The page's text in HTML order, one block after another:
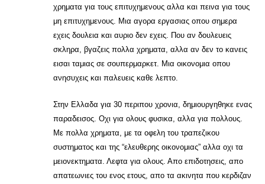
χρηματα για τους επιτυχημενους αλλα και πεινα για τους
μη επιτυχημενους. Μια αγορα εργασιας οπου σημερα
εχεις δουλεια και αυριο δεν εχεις. Που αν δουλευεις
σκληρα, βγαζεις πολλα χρηματα, αλλα αν δεν το κανεις
εισαι ταμιας σε σουπερμαρκετ. Μια οικονομια οπου
ανησυχεις και παλευεις καθε λεπτο.
Στην Ελλαδα για 30 περιπου χρονια, δημιουργηθηκε ενας
παραδεισος. Οχι για ολους φυσικα, αλλα για πολλους.
Με πολλα χρηματα, με τα οφελη του τραπεζικου
συστηματος και της “ελευθερης οικονομιας” αλλα οχι τα
μειονεκτηματα. Λεφτα για ολους. Απο επιδοτησεις, απο
απατεωνιες του ενος ετους, απο τα ακινητα που κερδιζαν